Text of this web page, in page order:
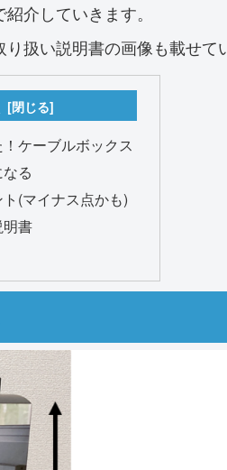
介していきます。
扱い説明書の画像も載せて
ケーブルボックス
る
(マイナス点かも)
書